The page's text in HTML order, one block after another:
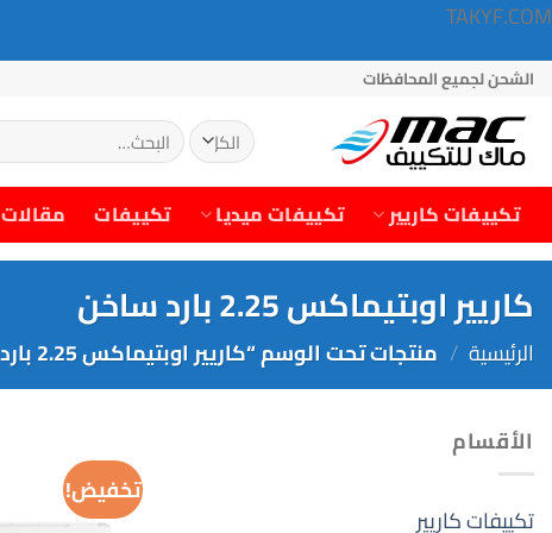
TAKYF.COM
تخطي
للمحتوى
الشحن لجميع المحافظات
البحث
عن:
تكييفات كاريير تكييفات ميديا تكييفات مقالات
كاريير اوبتيماكس 2.25 بارد ساخن
الرئيسية / منتجات تحت الوسم “كاريير اوبتيماكس 2.25 بارد ساخن”
الأقسام
تكييفات كاريير
تخفيض!